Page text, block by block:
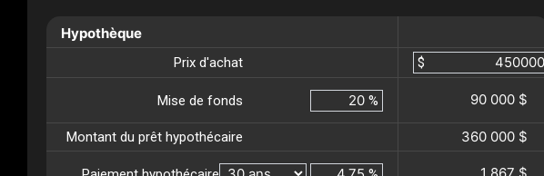
Hypothèque
Prix d'achat $
Mise de fonds % 90 000 $
Montant du prêt hypothécaire 360 000 $